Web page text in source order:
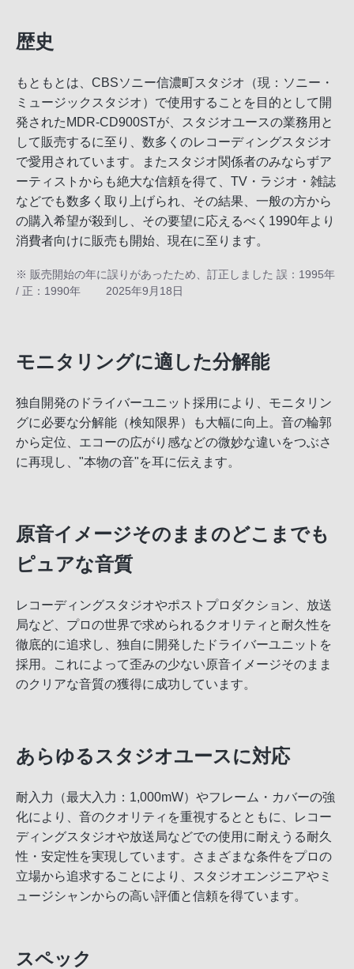
歴史
もともとは、CBSソニー信濃町スタジオ（現：ソニー・
ミュージックスタジオ）で使用することを目的として開
発されたMDR-CD900STが、スタジオユースの業務用と
して販売するに至り、数多くのレコーディングスタジオ
で愛用されています。またスタジオ関係者のみならずア
ーティストからも絶大な信頼を得て、TV・ラジオ・雑誌
などでも数多く取り上げられ、その結果、一般の方から
の購入希望が殺到し、その要望に応えるべく1990年より
消費者向けに販売も開始、現在に至ります。
※ 販売開始の年に誤りがあったため、訂正しました 誤：1995年
/ 正：1990年 2025年9月18日
モニタリングに適した分解能
独自開発のドライバーユニット採用により、モニタリン
グに必要な分解能（検知限界）も大幅に向上。音の輪郭
から定位、エコーの広がり感などの微妙な違いをつぶさ
に再現し、"本物の音"を耳に伝えます。
原音イメージそのままのどこまでも
ピュアな音質
レコーディングスタジオやポストプロダクション、放送
局など、プロの世界で求められるクオリティと耐久性を
徹底的に追求し、独自に開発したドライバーユニットを
採用。これによって歪みの少ない原音イメージそのまま
のクリアな音質の獲得に成功しています。
あらゆるスタジオユースに対応
耐入力（最大入力：1,000mW）やフレーム・カバーの強
化により、音のクオリティを重視するとともに、レコー
ディングスタジオや放送局などでの使用に耐えうる耐久
性・安定性を実現しています。さまざまな条件をプロの
立場から追求することにより、スタジオエンジニアやミ
ュージシャンからの高い評価と信頼を得ています。
スペック